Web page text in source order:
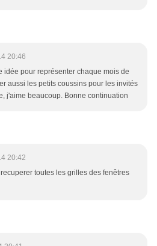
20:46
idée pour représenter chaque mois de
aussi les petits coussins pour les invités
j'aime beaucoup. Bonne continuation
20:42
toutes les grilles des fenêtres